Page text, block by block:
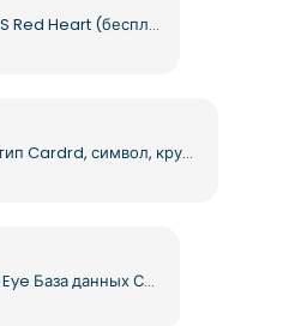
Логотип аптеки CVS Red Heart (бесплатно в формате PNG)
Главный логотип Cardrd, символ, круг, бесплатный PNG
CassandraDB Blue Eye База данных Символ Бесплатный PNG